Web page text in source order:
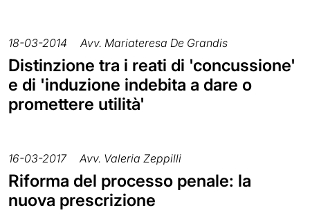
18-03-2014 Avv. Mariateresa De Grandis
Distinzione tra i reati di 'concussione'
e di 'induzione indebita a dare o
promettere utilità'
16-03-2017 Avv. Valeria Zeppilli
Riforma del processo penale: la
nuova prescrizione